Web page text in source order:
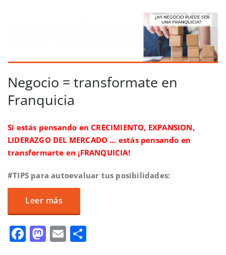
Negocio = transformate en
Franquicia
Si estás pensando en CRECIMIENTO, EXPANSION,
LIDERAZGO DEL MERCADO … estás pensando en
transformarte en ¡FRANQUICIA!
#TIPS para autoevaluar tus posibilidades:
Leer más
Facebook
Mastodon
Email